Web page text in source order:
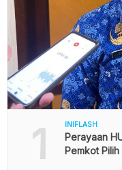
1 INIFLASH
Perayaan
Pemkot